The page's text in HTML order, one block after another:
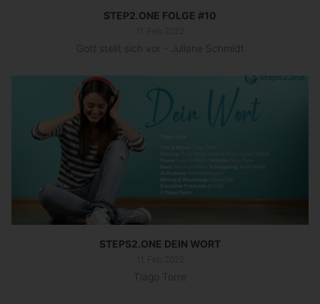
STEP2.ONE FOLGE #10
Gott stellt sich vor - Juliane Schmidt
STEPS2.ONE DEIN WORT
Tiago Torre